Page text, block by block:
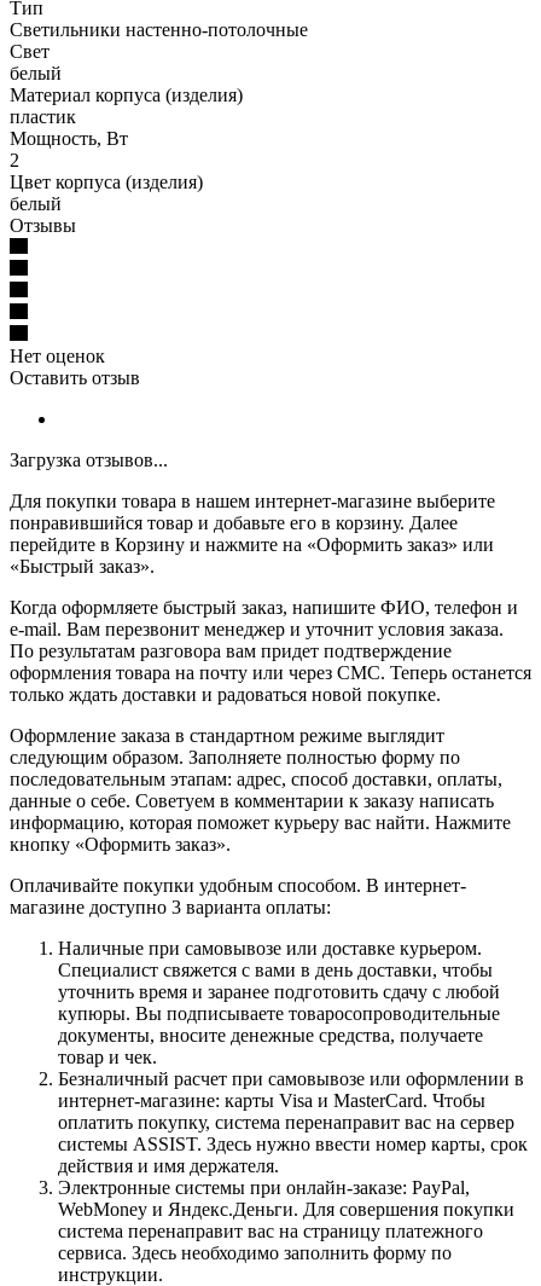
Тип
Светильники настенно-потолочные
Свет
белый
Материал корпуса (изделия)
пластик
Мощность, Вт
2
Цвет корпуса (изделия)
белый
Отзывы
Нет оценок
Оставить отзыв
Загрузка отзывов...
Для покупки товара в нашем интернет-магазине выберите
понравившийся товар и добавьте его в корзину. Далее
перейдите в Корзину и нажмите на «Оформить заказ» или
«Быстрый заказ».
Когда оформляете быстрый заказ, напишите ФИО, телефон и
e-mail. Вам перезвонит менеджер и уточнит условия заказа.
По результатам разговора вам придет подтверждение
оформления товара на почту или через СМС. Теперь останется
только ждать доставки и радоваться новой покупке.
Оформление заказа в стандартном режиме выглядит
следующим образом. Заполняете полностью форму по
последовательным этапам: адрес, способ доставки, оплаты,
данные о себе. Советуем в комментарии к заказу написать
информацию, которая поможет курьеру вас найти. Нажмите
кнопку «Оформить заказ».
Оплачивайте покупки удобным способом. В интернет-
магазине доступно 3 варианта оплаты:
Наличные при самовывозе или доставке курьером.
Специалист свяжется с вами в день доставки, чтобы
уточнить время и заранее подготовить сдачу с любой
купюры. Вы подписываете товаросопроводительные
документы, вносите денежные средства, получаете
товар и чек.
Безналичный расчет при самовывозе или оформлении в
интернет-магазине: карты Visa и MasterCard. Чтобы
оплатить покупку, система перенаправит вас на сервер
системы ASSIST. Здесь нужно ввести номер карты, срок
действия и имя держателя.
Электронные системы при онлайн-заказе: PayPal,
WebMoney и Яндекс.Деньги. Для совершения покупки
система перенаправит вас на страницу платежного
сервиса. Здесь необходимо заполнить форму по
инструкции.